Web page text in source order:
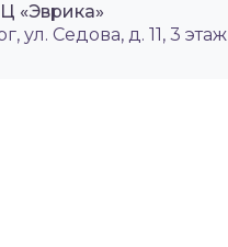
«Эврика»
ул. Седова, д. 11, 3 этаж